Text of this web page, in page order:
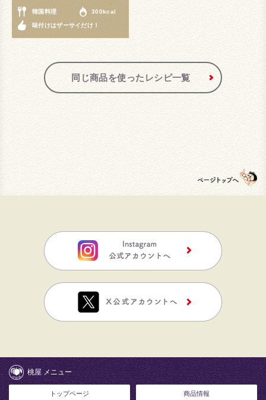
韓国料理 300kcal
味付けはザーサイだけ！
同じ商品を使ったレシピ一覧
桃屋 メニュー
トップページ 商品情報